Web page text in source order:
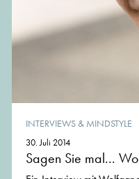
INTERVIEWS & MINDSTYLE
30. Juli 2014
Sagen Sie mal...